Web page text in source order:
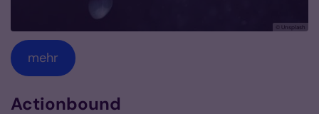
© Unsplash
mehr
Actionbound